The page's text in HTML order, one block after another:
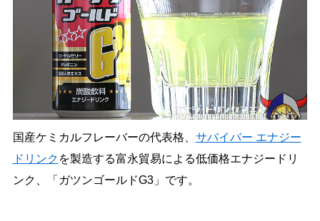
国産ケミカルフレーバーの代表格、 サバイバー エナジー
ドリンク を製造する富永貿易による低価格エナジードリ
ンク、「ガツンゴールドG3」です。